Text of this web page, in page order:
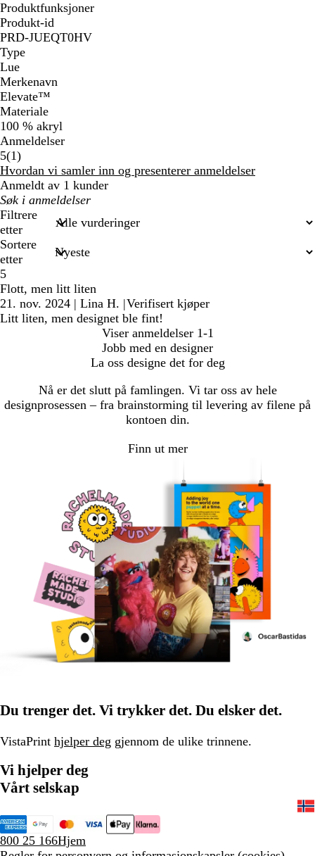
Produktfunksjoner
Produkt-id
PRD-JUEQT0HV
Type
Lue
Merkenavn
Elevate™
Materiale
100 % akryl
Anmeldelser
5(11
anmeldelser
)
Hvordan vi samler inn og presenterer anmeldelser
Anmeldt av 1 kunder
Mine
søkeord
Filtrere
etter
Sortere
etter
5
Flott, men litt liten
21. nov. 2024 | Lina H. |Verifisert kjøper
Litt liten, men designet ble fint!
Viser anmeldelser 1-1
Jobb med en designer
La oss designe det for deg
Nå er det slutt på famlingen. Vi tar oss av hele
designprosessen – fra brainstorming til levering av filene på
kontoen din.
Finn ut mer
Du trenger det. Vi trykker det. Du elsker det.
VistaPrint hjelper deg gjennom de ulike trinnene.
Vi hjelper deg
Vårt selskap
800 25 166Hjem